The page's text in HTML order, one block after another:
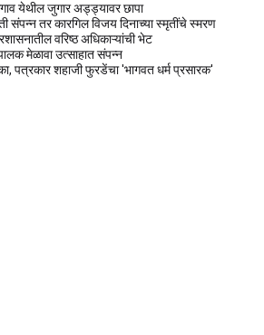
येथील जुगार अड्ड्यावर छापा
संपन्न तर कारगिल विजय दिनाच्या स्मृतींचे स्मरण
वरिष्ठ अधिकाऱ्यांची भेट
मेळावा उत्साहात संपन्न
पत्रकार शहाजी फुरडेंचा 'भागवत धर्म प्रसारक'